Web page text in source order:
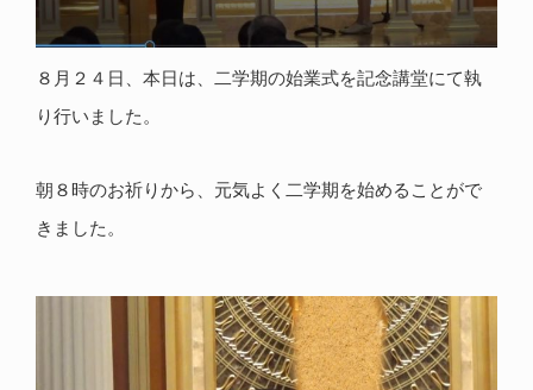
８月２４日、本日は、二学期の始業式を記念講堂にて執
り行いました。
朝８時のお祈りから、元気よく二学期を始めることがで
きました。